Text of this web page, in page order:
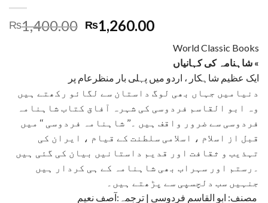
₨1,400.00 Original
price
₨1,260.00Current
₨1,260.00.
World Classic Books
شاہنامہ کی کہانیاں «
ایک عظیم شاہکار ، اردو میں پہلی بار منظرعام پر
دنیامیں جہاں بھی لوگ داستان سے لگائو رکھتے ہیں
وہ ابو القاسم فردوسی کی شہرہ آفاق کتاب شاہنامہ
فردوسی سے ضرور واقف ہیں ۔’’ شاہنامہ فردوسی ‘‘ میں
قبل از اسلام ، اسلامی سلطنت کے قیام ، ایران کی
تہذیب و ثقافت اور قدیم داستانیں بیان کی گئی ہیں
۔رستم اور سہراب بھی شاہنامہ کے ہی کردار ہیں
جنہیں سب دلچسپی سے پڑھتے ہیں۔